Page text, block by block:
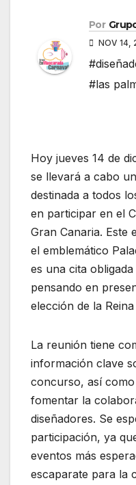
Por
NOV 14,
#las
Hoy jueves 14 de
se llevará a cabo
destinada a todos
en participar en el
Gran Canaria. Este
el emblemático
es una cita
pensando en
elección de la
La reunión tiene
información clave
concurso, así
fomentar la
diseñadores. Se
participación, ya
eventos más
escaparate para la